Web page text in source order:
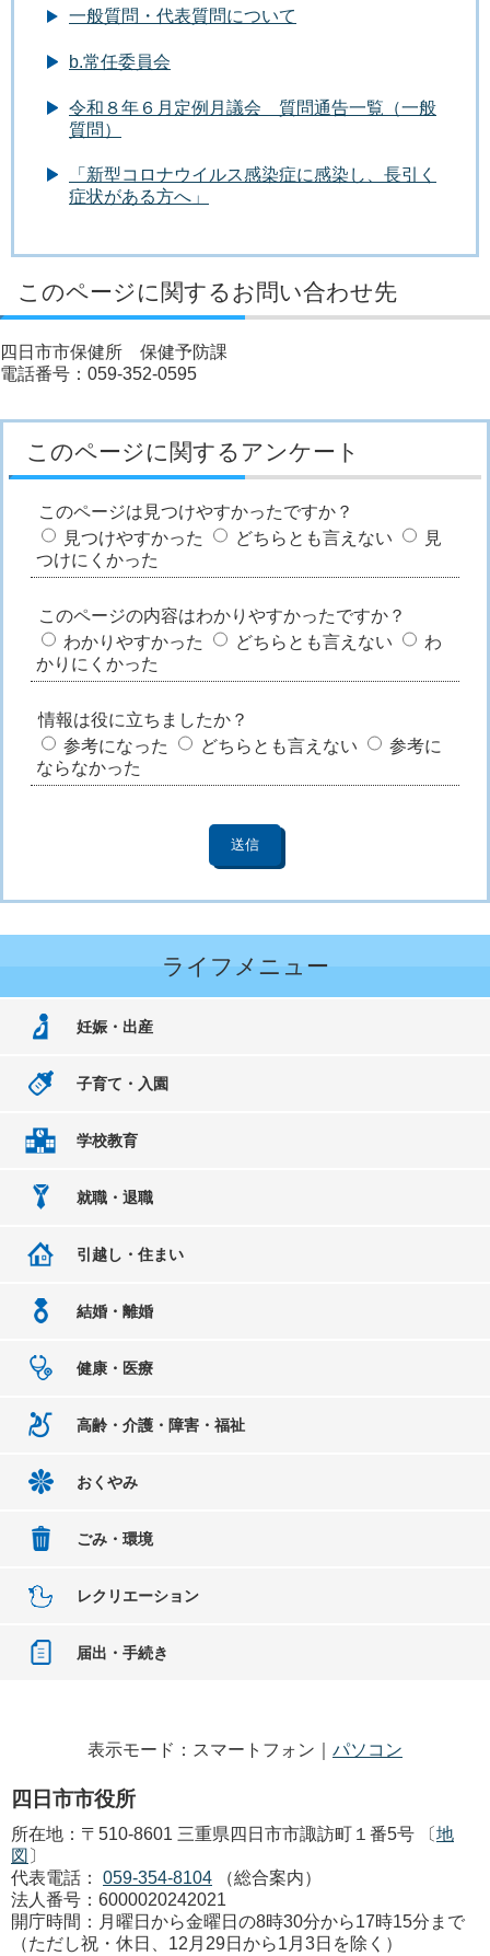
一般質問・代表質問について
b.常任委員会
令和８年６月定例月議会 質問通告一覧（一般
質問）
「新型コロナウイルス感染症に感染し、長引く
症状がある方へ」
このページに関するお問い合わせ先
四日市市保健所 保健予防課
電話番号：059-352-0595
このページに関するアンケート
このページは見つけやすかったですか？
見つけやすかった
どちらとも言えない
見
つけにくかった
このページの内容はわかりやすかったですか？
わかりやすかった
どちらとも言えない
わ
かりにくかった
情報は役に立ちましたか？
参考になった
どちらとも言えない
参考に
ならなかった
ライフメニュー
妊娠・出産
子育て・入園
学校教育
就職・退職
引越し・住まい
結婚・離婚
健康・医療
高齢・介護・障害・福祉
おくやみ
ごみ・環境
レクリエーション
届出・手続き
表示モード：スマートフォン｜ パソコン
四日市市役所
所在地：〒510-8601 三重県四日市市諏訪町１番5号 〔地
図 〕
代表電話：
059-354-8104
（総合案内）
法人番号：6000020242021
開庁時間：月曜日から金曜日の8時30分から17時15分まで
（ただし祝・休日、12月29日から1月3日を除く）